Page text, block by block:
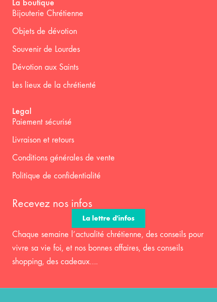
La boutique
Bijouterie Chrétienne
Objets de dévotion
Souvenir de Lourdes
Dévotion aux Saints
Les lieux de la chrétienté
Legal
Paiement sécurisé
Livraison et retours
Conditions générales de vente
Politique de confidentialité
Recevez nos infos
La lettre d'infos
Chaque semaine l’actualité chrétienne, des conseils pour
vivre sa vie foi, et nos bonnes affaires, des conseils
shopping, des cadeaux….